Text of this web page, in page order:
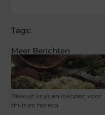
Meer Berichten
Bewust kruiden inkopen voor
thuis en horeca
Tags: